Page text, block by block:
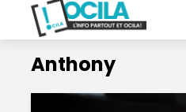
Anthony